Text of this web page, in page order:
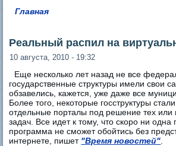
Главная
Реальный распил на
10 августа, 2010 - 19:32
Еще несколько лет назад не все
государственные структуры имели свои
обзавелись, кажется, уже даже все
Более того, некоторые госструктуры
отдельные порталы под решение тех или
задач. Все идет к тому, что скоро ни одна
программа не сможет обойтись без
интернете, пишет "Время новостей"